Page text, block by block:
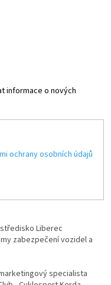
informace o nových
ochrany osobních údajů
Liberec
zabezpečení vozidel a
specialista